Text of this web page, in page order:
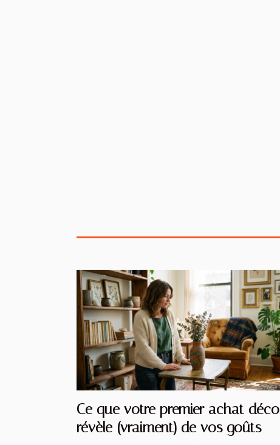
Ce que votre premier achat déco
révèle (vraiment) de vos goûts